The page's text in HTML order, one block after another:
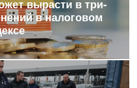
вырасти в три-
в налоговом